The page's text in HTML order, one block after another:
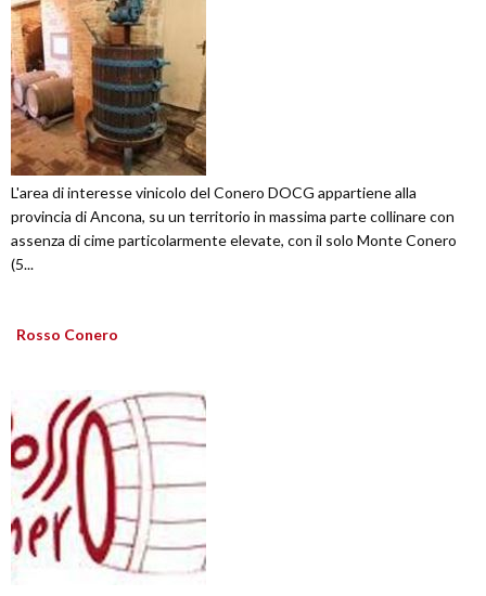
L'area di interesse vinicolo del Conero DOCG appartiene alla
provincia di Ancona, su un territorio in massima parte collinare con
assenza di cime particolarmente elevate, con il solo Monte Conero
(5...
Rosso Conero